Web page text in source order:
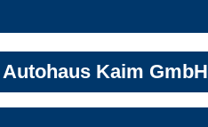
Autohaus Kaim GmbH